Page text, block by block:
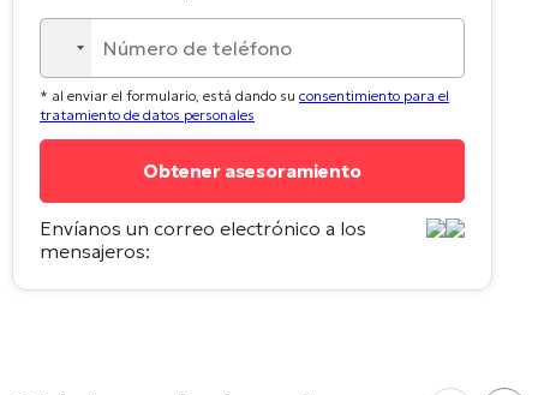
No
country
selected
* al enviar el formulario, está dando su consentimiento para el
tratamiento de datos personales
Envíanos un correo electrónico a los
mensajeros: